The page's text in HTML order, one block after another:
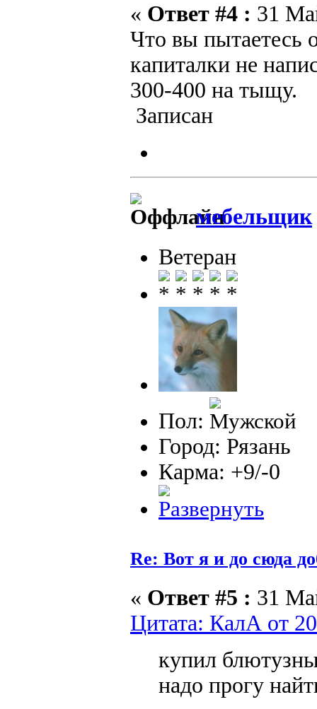
« Ответ #4 : 31
Что вы пытаетесь
капиталки не
300-400 на тыщу.
Записан
мебельщик
Ветеран
Пол:
Город: Рязань
Карма: +9/-0
Re: Вот я и до сюда
« Ответ #5 : 31
Цитата: КалА от
купил
надо прогу